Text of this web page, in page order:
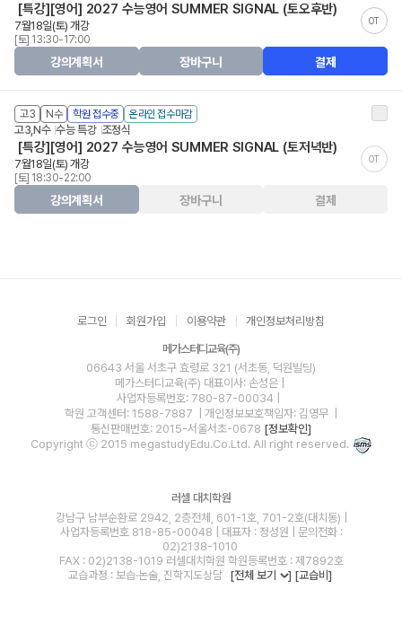
[특강][영어] 2027 수능영어 SUMMER SIGNAL (토오후반)
OT
7월18일(토) 개강
[토] 13:30-17:00
강의계획서 장바구니 결제
고3 N수 학원 접수중 온라인 접수마감
고3,N수 수능 특강 조정식
[특강][영어] 2027 수능영어 SUMMER SIGNAL (토저녁반)
OT
7월18일(토) 개강
[토] 18:30-22:00
강의계획서 장바구니 결제
로그인 회원가입 이용약관 개인정보처리방침
메가스터디교육(주)
06643 서울 서초구 효령로 321 (서초동, 덕원빌딩)
메가스터디교육(주) 대표이사: 손성은 |
사업자등록번호: 780-87-00034
학원 고객센터: 1588-7887
| 개인정보보호책임자: 김영무
통신판매번호: 2015-서울서초-0678 [정보확인]
Copyright ⓒ 2015 megastudyEdu.Co.Ltd. All right reserved.
러셀 대치학원
강남구 남부순환로 2942, 2층전체, 601-1호, 701-2호(대치동) |
사업자등록번호 818-85-00048 | 대표자 : 정성원 | 문의전화 :
02)2138-1010
FAX : 02)2138-1019 러셀대치학원 학원등록번호 : 제7892호
교습과정 : 보습·논술, 진학지도상담
[전체 보기 ] [교습비]